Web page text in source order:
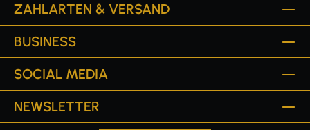
ZAHLARTEN & VERSAND
BUSINESS
SOCIAL MEDIA
NEWSLETTER